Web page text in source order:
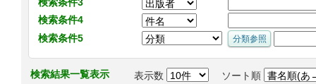
検索条件4
検索条件5
検索結果一覧表示 表示数 ソート順